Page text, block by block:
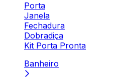
Porta
Janela
Fechadura
Dobradiça
Kit Porta Pronta
Banheiro